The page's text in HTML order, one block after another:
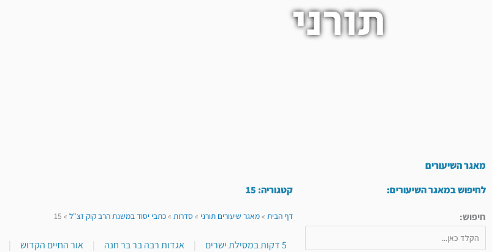
תורני
מאגר השיעורים
לחיפוש במאגר השיעורים:
חיפוש:
קטגוריה: 15
דף הבית»מאגר שיעורים תורני » סדרות»כתבי יסוד במשנת הרב קוק זצ"ל»
15
5 דקות במסילת ישרים | אגדות רבה בר בר חנה | אור החיים הקדוש |